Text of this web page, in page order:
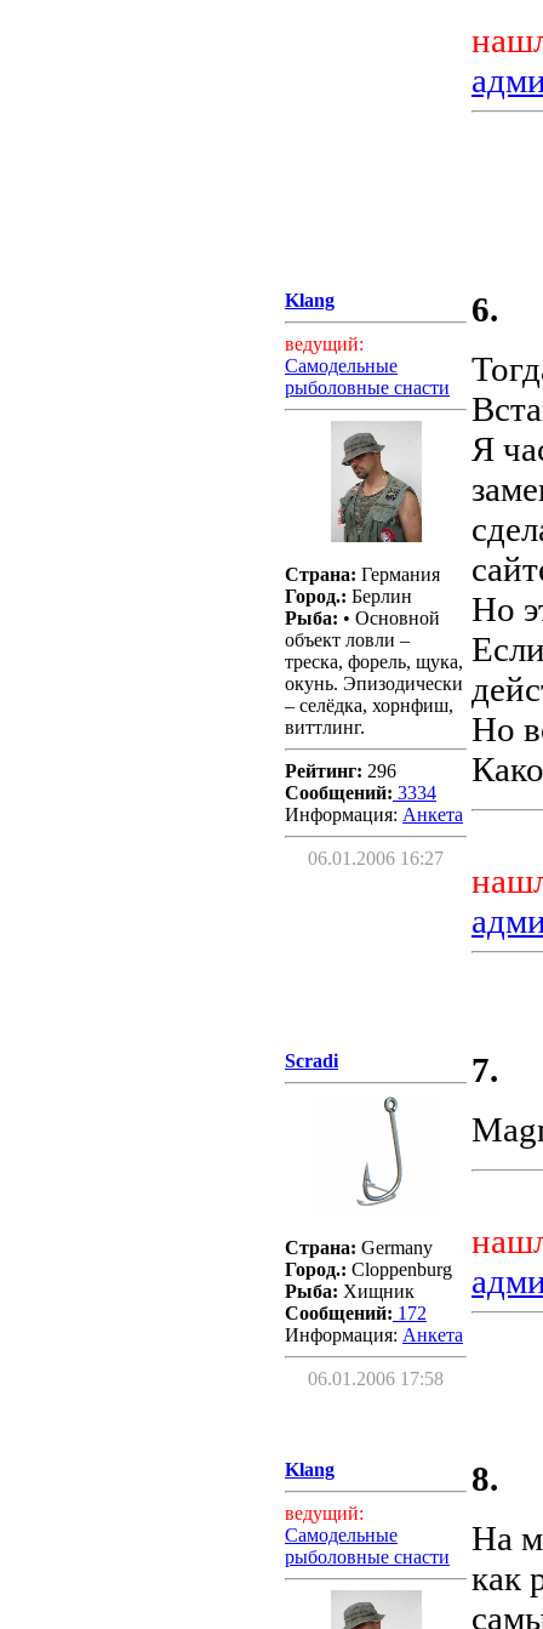
Klang
ведущий:
Самодельные
рыболовные снасти
Страна: Германия
Город.: Берлин
Рыба: • Основной
объект ловли –
треска, форель, щука,
окунь. Эпизодически
– селёдка, хорнфиш,
виттлинг.
Рейтинг: 296
Сообщений: 3334
Информация: Aнкета
06.01.2006 16:27
6.
Я
Но
Но
Scradi
Страна: Germany
Город.: Cloppenburg
Рыба: Хищник
Сообщений: 172
Информация: Aнкета
06.01.2006 17:58
7.
Klang
ведущий:
Самодельные
рыболовные снасти
8.
На
как